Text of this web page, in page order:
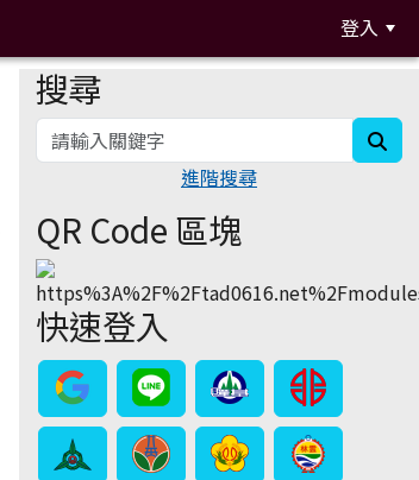
登入
:::
搜尋
進階搜尋
QR Code 區塊
快速登入